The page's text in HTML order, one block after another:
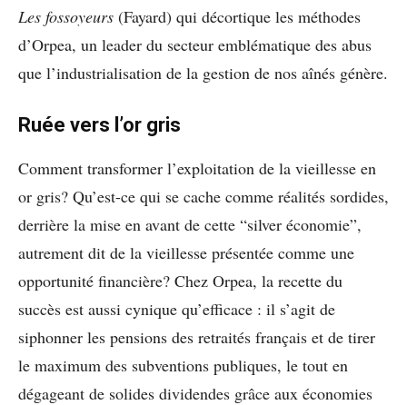
Les fossoyeurs (Fayard) qui décortique les méthodes
d’Orpea, un leader du secteur emblématique des abus
que l’industrialisation de la gestion de nos aînés génère.
Ruée vers l’or gris
Comment transformer l’exploitation de la vieillesse en
or gris? Qu’est-ce qui se cache comme réalités sordides,
derrière la mise en avant de cette “silver économie”,
autrement dit de la vieillesse présentée comme une
opportunité financière? Chez Orpea, la recette du
succès est aussi cynique qu’efficace : il s’agit de
siphonner les pensions des retraités français et de tirer
le maximum des subventions publiques, le tout en
dégageant de solides dividendes grâce aux économies